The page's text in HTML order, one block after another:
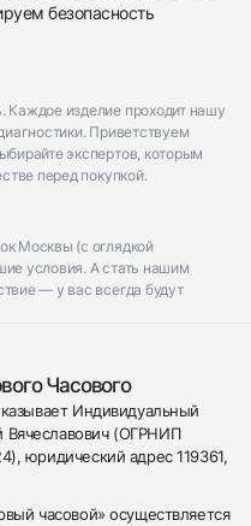
безопасность
Каждое изделие проходит нашу
Приветствуем
экспертов, которым
перед покупкой.
Москвы (с оглядкой
условия. А стать нашим
— у вас всегда будут
Часового
Индивидуальный
Вячеславович (ОГРНИП
юридический адрес 119361,
часовой» осуществляется